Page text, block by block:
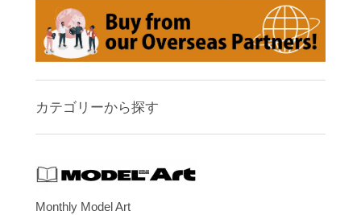
カテゴリーから探す
Monthly Model Art